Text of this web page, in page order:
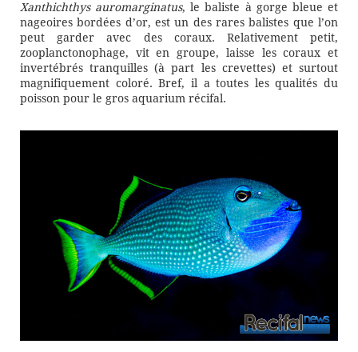
Xanthichthys auromarginatus, le baliste à gorge bleue et
nageoires bordées d’or, est un des rares balistes que l’on
peut garder avec des coraux. Relativement petit,
zooplanctonophage, vit en groupe, laisse les coraux et
invertébrés tranquilles (à part les crevettes) et surtout
magnifiquement coloré. Bref, il a toutes les qualités du
poisson pour le gros aquarium récifal.